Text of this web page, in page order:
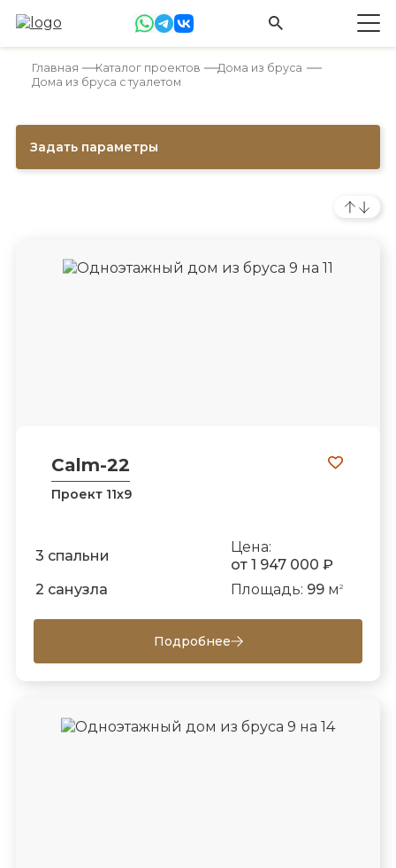
Главная Каталог проектов
Дома из бруса
Дома из бруса с туалетом
Задать параметры
Calm-22
Проект 11х9
3 спальни
Цена:
от 1 947 000 ₽
2 санузла
Площадь: 99м 2
Подробнее